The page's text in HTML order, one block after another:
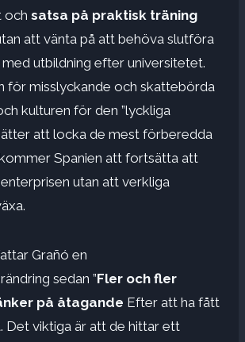
och satsa på praktisk träning
att vänta på att behöva slutföra
utbildning efter universitetet.
för misslyckande och skattebörda
kulturen för den ”lyckliga
att locka de mest förberedda
Spanien att fortsätta att
utan att verkliga
Grañó en
sedan ”Fler och fler
på åtagande Efter att ha fått
Det viktiga är att de hittar ett